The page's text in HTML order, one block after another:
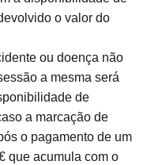
o valor do
ou doença não
a mesma será
de
a marcação de
o pagamento de um
que acumula com o